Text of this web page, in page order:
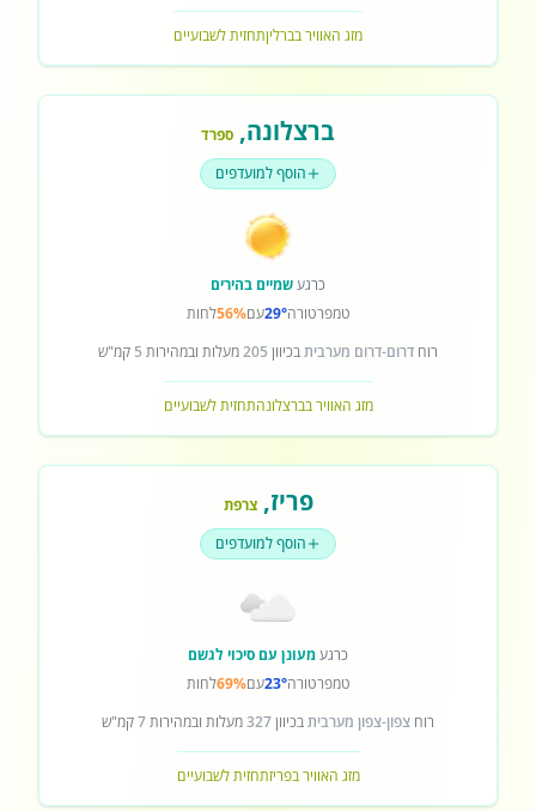
מזג האוויר בברליןתחזית לשבועיים
ברצלונה, ספרד
הוסף למועדפים
כרגעשמיים בהירים
טמפרטורה29°עם56%לחות
רוח דרום-דרום מערביתבכיוון 205מעלות ובמהירות 5 קמ"ש
מזג האוויר בברצלונהתחזית לשבועיים
פריז,צרפת
הוסף למועדפים
כרגעמעונן עם סיכוי לגשם
טמפרטורה23°עם69%לחות
רוח צפון-צפון מערביתבכיוון327מעלות ובמהירות7קמ"ש
מזג האוויר בפריזתחזית לשבועיים